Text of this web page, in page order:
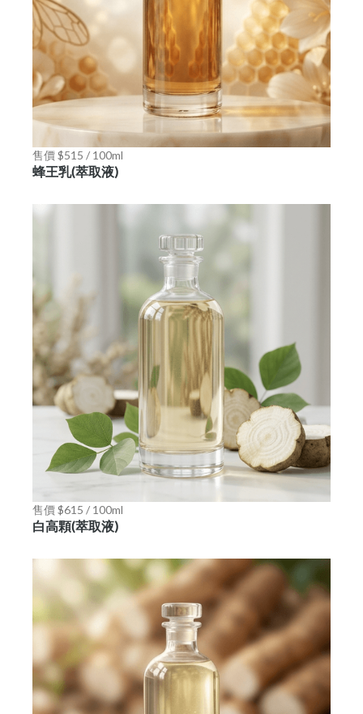
售價 $515 / 100ml
蜂王乳(萃取液)
售價 $615 / 100ml
白高顆(萃取液)